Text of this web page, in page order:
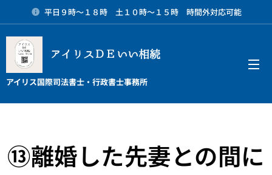
平日９時～１８時 土１０時～１５時 時間外対応可能
アイリスＤＥいい相続
アイリス国際司法書士・行政書士事務所
⑬離婚した先妻との間に